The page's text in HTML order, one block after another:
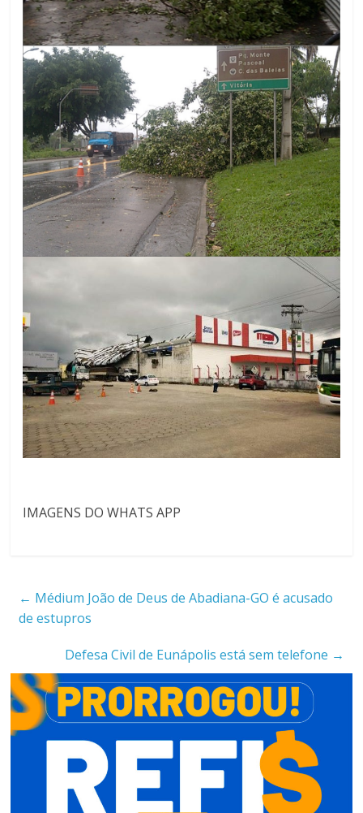
IMAGENS DO WHATS APP
← Médium João de Deus de Abadiana-GO é acusado
de estupros
Defesa Civil de Eunápolis está sem telefone →